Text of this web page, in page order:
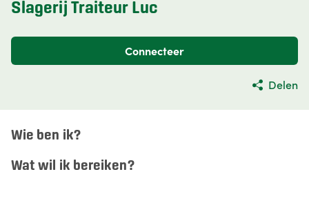
Slagerij Traiteur Luc
Connecteer
Delen
Wie ben ik?
Wat wil ik bereiken?